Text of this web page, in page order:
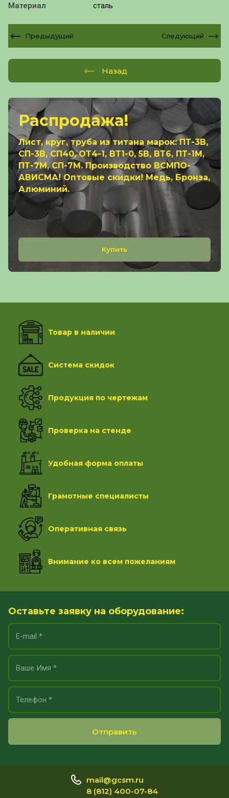
Распродажа!
Лист, круг, труба из титана марок: ПТ-3В,
СП-3В, СП40, ОТ4-1, ВТ1-0, 5В, ВТ6, ПТ-1М,
ПТ-7М, СП-7М. Производство ВСМПО-
АВИСМА! Оптовые скидки! Медь, Бронза,
Алюминий.
Купить
Материал
сталь
Предыдущий Следующий
Назад
Товар в наличии
Система скидок
Продукция по чертежам
Проверка на стенде
Удобная форма оплаты
Грамотные специалисты
Оперативная связь
Внимание ко всем пожеланиям
Оставьте заявку на оборудование:
Отправить
mail@gcsm.ru
8 (812) 400-07-84